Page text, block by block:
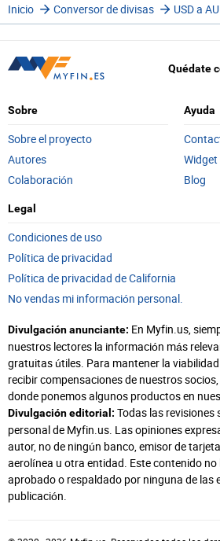
Inicio Conversor de divisas USD a
Quédate
Sobre
Sobre el proyecto
Autores
Colaboración
Ayuda
Blog
Legal
Condiciones de uso
Política de privacidad
Política de privacidad de California
No vendas mi información personal.
Divulgación anunciante: En Myfin.us,
nuestros lectores la información más
gratuitas útiles. Para mantener la
recibir compensaciones de nuestros
donde ponemos algunos productos en
Divulgación editorial: Todas las revisiones
personal de Myfin.us. Las opiniones
autor, no de ningún banco, emisor de
aerolínea u otra entidad. Este contenido no
aprobado o respaldado por ninguna de las
publicación.